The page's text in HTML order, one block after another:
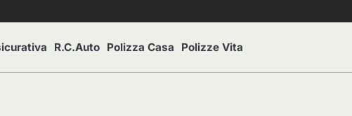
R.C.Auto Polizza Casa Polizze Vita